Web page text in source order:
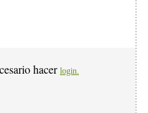
hacer login.